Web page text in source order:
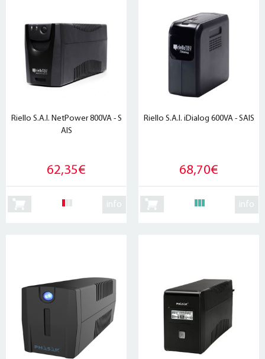
Riello S.A.I. NetPower 800VA - S
AIS
62,35€
info
Riello S.A.I. iDialog 600VA - SAIS
68,70€
info